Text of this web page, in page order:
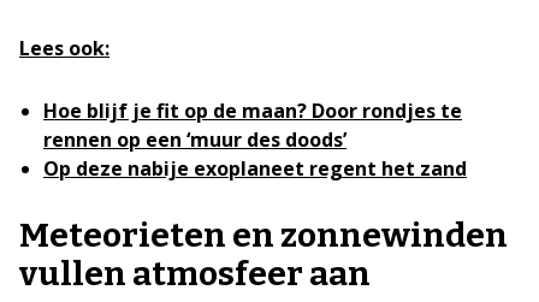
Lees ook:
Hoe blijf je fit op de maan? Door rondjes te
rennen op een ‘muur des doods’
Op deze nabije exoplaneet regent het zand
Meteorieten en zonnewinden
vullen atmosfeer aan